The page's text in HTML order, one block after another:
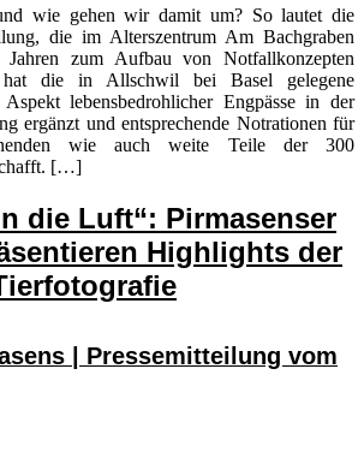
wie gehen wir damit um? So lautet die
die im Alterszentrum Am Bachgraben
zum Aufbau von Notfallkonzepten
die in Allschwil bei Basel gelegene
lebensbedrohlicher Engpässe in der
ergänzt und entsprechende Notrationen für
wie auch weite Teile der 300
[…]
die Luft“: Pirmasenser
Highlights der
| Pressemitteilung vom